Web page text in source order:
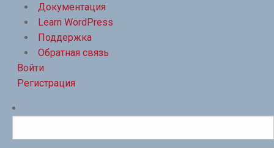
Документация
Learn WordPress
Поддержка
Обратная связь
Войти
Регистрация